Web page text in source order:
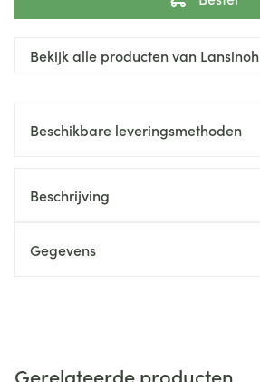
Bekijk alle producten van Lansinoh
Beschikbare leveringsmethoden
Beschrijving
Gegevens
Gerelateerde producten